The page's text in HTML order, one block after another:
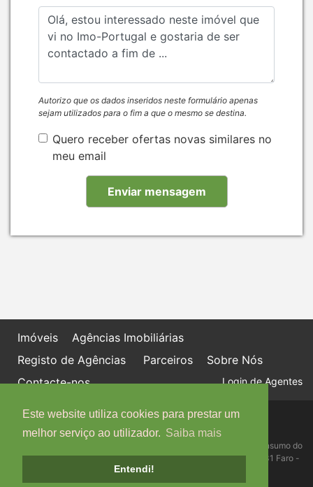
Este website utiliza cookies para prestar um
melhor serviço ao utilizador. Saiba mais
Entendi!
Autorizo que os dados inseridos neste formulário apenas
sejam utilizados para o fim a que o mesmo se destina.
Quero receber ofertas novas similares no
meu email
Imóveis
Agências Imobiliárias
Registo de Agências
Parceiros
Sobre Nós
Contacte-nos
Login de Agentes
Política de proteção de dados
Livro de Reclamações online
Centro de Informação, Mediação e Arbitragem de Conflitos de Consumo do
Algarve - Edifício Ninho de Empresas, Estrada da Penha, 8005-131 Faro -
Telefone: 289 823 135 cimaal@mail.telepac.pt